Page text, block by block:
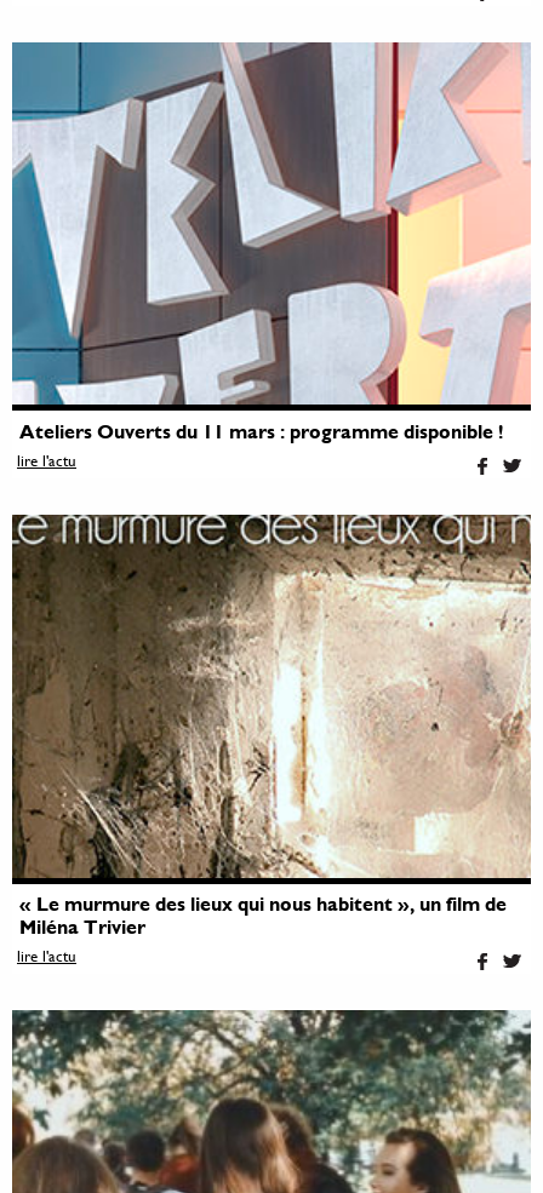
Ateliers Ouverts du 11 mars : programme disponible !
lire l'actu
« Le murmure des lieux qui nous habitent », un film de
Miléna Trivier
lire l'actu